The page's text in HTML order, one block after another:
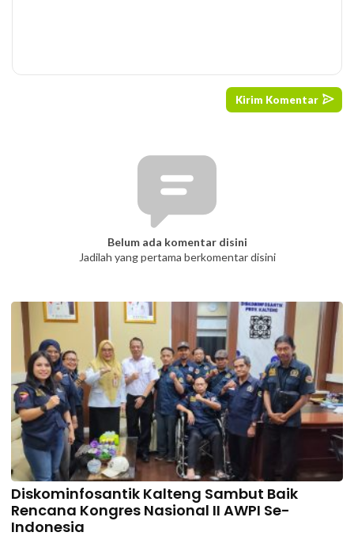
Belum ada komentar disini
Jadilah yang pertama berkomentar disini
Diskominfosantik Kalteng Sambut Baik
Rencana Kongres Nasional II AWPI Se-
Indonesia